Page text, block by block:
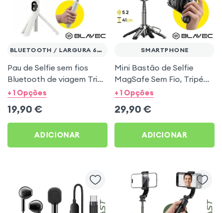
BLUETOOTH / LARGURA 65 A 95MM
Pau de Selfie sem fios
Bluetooth de viagem Tripé
estável 71cm - Branco
+ 1 Opções
19,90 €
ADICIONAR
SMARTPHONE
Mini Bastão de Selfie
MagSafe Sem Fio, Tripé
41cm e Punho Grip - Preto
+ 1 Opções
29,90 €
ADICIONAR